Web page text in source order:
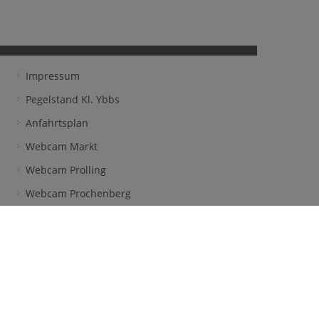
Impressum
Pegelstand Kl. Ybbs
Anfahrtsplan
Webcam Markt
Webcam Prolling
Webcam Prochenberg